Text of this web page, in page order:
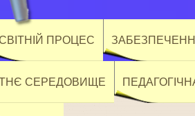
ПРОЦЕС
СЕРЕДОВИЩЕ